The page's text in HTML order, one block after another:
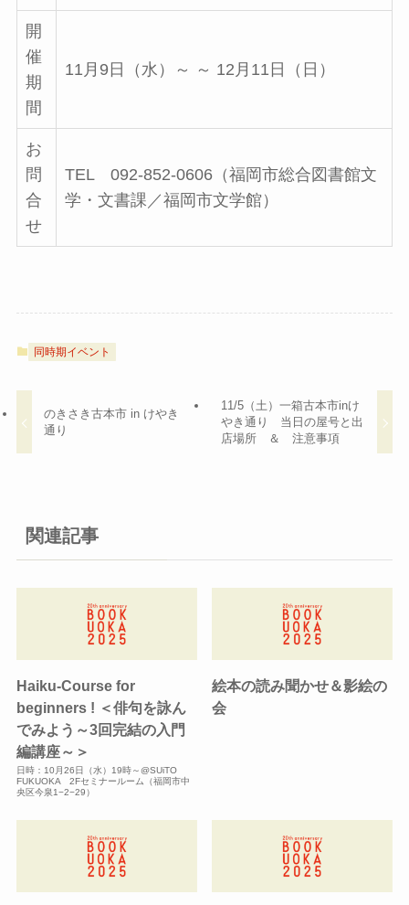
開
催
期
間
11月9日（水）～ ～ 12月11日（日）
お
問
合
せ
TEL 092-852-0606（福岡市総合図書館文
学・文書課／福岡市文学館）
同時期イベント
のきさき古本市 in けやき
通り
11/5（土）一箱古本市inけ
やき通り 当日の屋号と出
店場所 ＆ 注意事項
関連記事
Haiku-Course for
beginners ! ＜俳句を詠ん
でみよう～3回完結の入門
編講座～＞
日時：10月26日（水）19時～@SUiTO
FUKUOKA 2Fセミナールーム（福岡市中
央区今泉1−2−29）
絵本の読み聞かせ＆影絵の
会